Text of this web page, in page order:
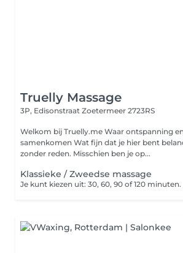
Truelly Massage
3P, Edisonstraat Zoetermeer 2723RS
Welkom bij Truelly.me Waar ontspanning en verbinding
samenkomen Wat fijn dat je hier bent beland! Dat is vast niet
zonder reden. Misschien ben je op...
Klassieke / Zweedse massage